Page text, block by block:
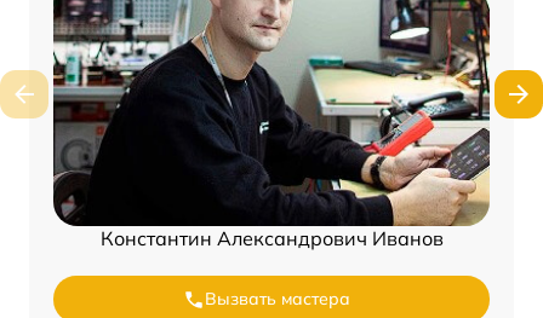
Константин Александрович Иванов
Вызвать мастера